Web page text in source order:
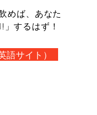
めば、あなた
するはず！
語サイト）